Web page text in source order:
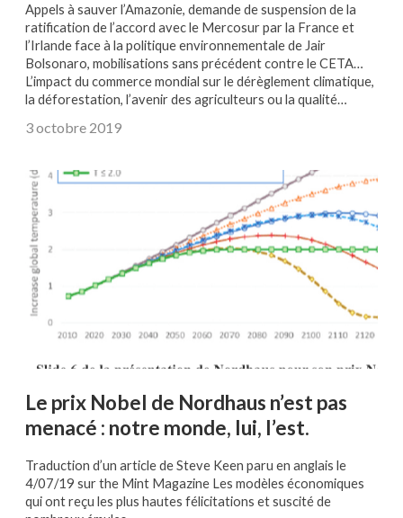
Appels à sauver l’Amazonie, demande de suspension de la
ratification de l’accord avec le Mercosur par la France et
l’Irlande face à la politique environnementale de Jair
Bolsonaro, mobilisations sans précédent contre le CETA…
L’impact du commerce mondial sur le dérèglement climatique,
la déforestation, l’avenir des agriculteurs ou la qualité…
3 octobre 2019
Le prix Nobel de Nordhaus n’est pas
menacé : notre monde, lui, l’est.
Traduction d’un article de Steve Keen paru en anglais le
4/07/19 sur the Mint Magazine Les modèles économiques
qui ont reçu les plus hautes félicitations et suscité de